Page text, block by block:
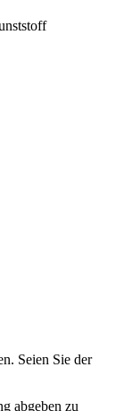
Seien Sie der
abgeben zu